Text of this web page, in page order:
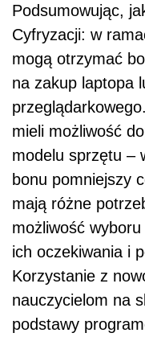
Podsumowując,
Cyfryzacji: w
mogą otrzymać
na zakup laptopa
mieli możliwość
modelu sprzętu –
bonu pomniejszy
mają różne
możliwość
ich oczekiwania i
Korzystanie z
nauczycielom na
podstawy